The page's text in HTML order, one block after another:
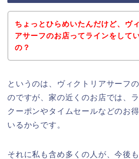
ちょっとひらめいたんだけど、ヴ
アサーフのお店ってラインをして
の？
というのは、ヴィクトリアサーフ
のですが、家の近くのお店では、
クーポンやタイムセールなどのお
いるからです。
それに私も含め多くの人が、今後